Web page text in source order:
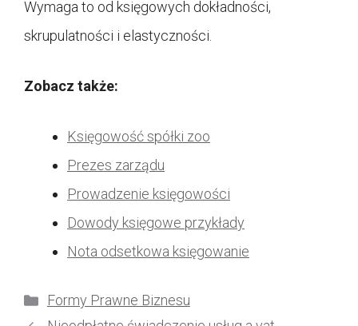
Wymaga to od księgowych dokładności,
skrupulatności i elastyczności.
Zobacz także:
Księgowość spółki zoo
Prezes zarządu
Prowadzenie księgowości
Dowody księgowe przykłady
Nota odsetkowa księgowanie
Kategorie
Formy Prawne Biznesu